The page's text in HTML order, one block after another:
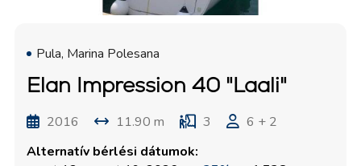
Pula, Marina Polesana
Elan Impression 40 "Laali"
2016 11.90 m 3
6 + 2
Alternatív bérlési dátumok: